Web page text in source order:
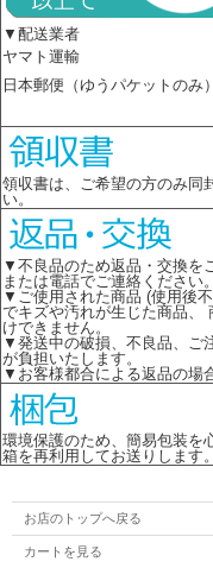
▼配送業者
ヤマト運輸
日本郵便（ゆうパケットのみ）
領収書は、ご希望の方のみ同
い。
▼不良品のため返品・交換を
または電話でご連絡ください。
▼ご使用された商品 (使用後
でキズや汚れが生じた商品、
けできません。
▼発送中の破損、不良品、ご
が負担いたします。
▼お客様都合による返品の場
環境保護のため、簡易包装を
箱を再利用してお送りします。
お店のトップへ戻る
カートを見る